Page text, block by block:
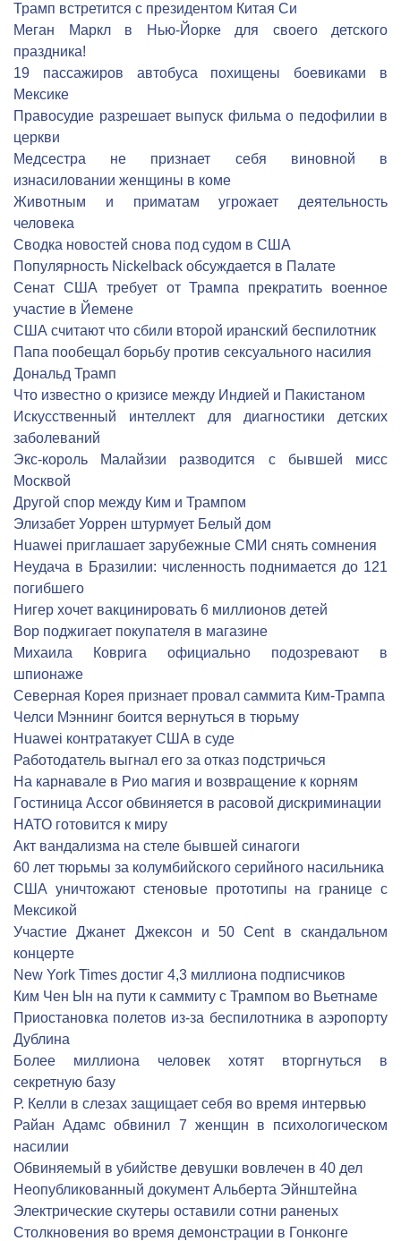
Трамп встретится с президентом Китая Си
Меган Маркл в Нью-Йорке для своего детского
праздника!
19 пассажиров автобуса похищены боевиками в
Мексике
Правосудие разрешает выпуск фильма о педофилии в
церкви
Медсестра не признает себя виновной в
изнасиловании женщины в коме
Животным и приматам угрожает деятельность
человека
Сводка новостей снова под судом в США
Популярность Nickelback обсуждается в Палате
Сенат США требует от Трампа прекратить военное
участие в Йемене
США считают что сбили второй иранский беспилотник
Папа пообещал борьбу против сексуального насилия
Дональд Трамп
Что известно о кризисе между Индией и Пакистаном
Искусственный интеллект для диагностики детских
заболеваний
Экс-король Малайзии разводится с бывшей мисс
Москвой
Другой спор между Ким и Трампом
Элизабет Уоррен штурмует Белый дом
Huawei приглашает зарубежные СМИ снять сомнения
Неудача в Бразилии: численность поднимается до 121
погибшего
Нигер хочет вакцинировать 6 миллионов детей
Вор поджигает покупателя в магазине
Михаила Коврига официально подозревают в
шпионаже
Северная Корея признает провал саммита Ким-Трампа
Челси Мэннинг боится вернуться в тюрьму
Huawei контратакует США в суде
Работодатель выгнал его за отказ подстричься
На карнавале в Рио магия и возвращение к корням
Гостиница Accor обвиняется в расовой дискриминации
НАТО готовится к миру
Акт вандализма на стеле бывшей синагоги
60 лет тюрьмы за колумбийского серийного насильника
США уничтожают стеновые прототипы на границе с
Мексикой
Участие Джанет Джексон и 50 Cent в скандальном
концерте
New York Times достиг 4,3 миллиона подписчиков
Ким Чен Ын на пути к саммиту с Трампом во Вьетнаме
Приостановка полетов из-за беспилотника в аэропорту
Дублина
Более миллиона человек хотят вторгнуться в
секретную базу
Р. Келли в слезах защищает себя во время интервью
Райан Адамс обвинил 7 женщин в психологическом
насилии
Обвиняемый в убийстве девушки вовлечен в 40 дел
Неопубликованный документ Альберта Эйнштейна
Электрические скутеры оставили сотни раненых
Столкновения во время демонстрации в Гонконге